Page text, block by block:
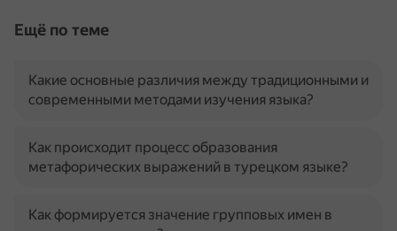
Ещё по теме
Какие основные различия между традиционными и
современными методами изучения языка?
Как происходит процесс образования
метафорических выражений в турецком языке?
Как формируется значение групповых имен в